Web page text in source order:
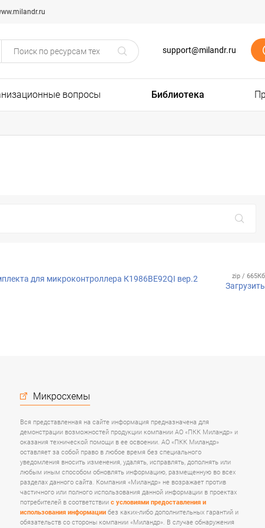
support@milandr.ru
вопросы Библиотека
для микроконтроллера К1986ВЕ92QI вер.2
zip / 665Кб
Загрузить
Микросхемы
Вся представленная на сайте информация предназначена для
демонстрации возможностей продукции компании АО «ПКК Миландр» и
оказания технической помощи в ее освоении. АО «ПКК Миландр»
оставляет за собой право в любое время без специального
уведомления вносить изменения, удалять, исправлять, дополнять или
любым иным способом обновлять информацию, размещенную во всех
разделах данного сайта. Компания «Миландр» не возражает против
частичного или полного использования данной информации в проектах
потребителей в соответствии с условиями предоставления и
использования информации без каких-либо дополнительных гарантий и
обязательств со стороны компании «Миландр». В случае обнаружения